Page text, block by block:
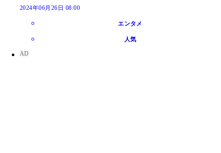
2024年06月26日 08:00
エンタメ
人気